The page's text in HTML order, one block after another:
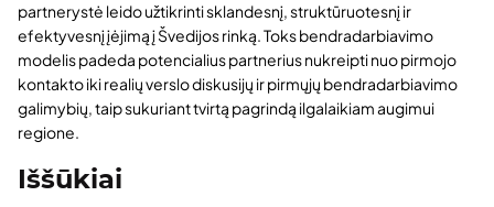
partnerystė leido užtikrinti sklandesnį, struktūruotesnį ir
efektyvesnį įėjimą į Švedijos rinką. Toks bendradarbiavimo
modelis padeda potencialius partnerius nukreipti nuo pirmojo
kontakto iki realių verslo diskusijų ir pirmųjų bendradarbiavimo
galimybių, taip sukuriant tvirtą pagrindą ilgalaikiam augimui
regione.
Iššūkiai